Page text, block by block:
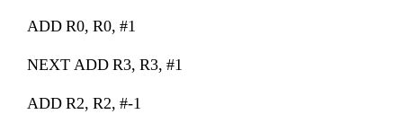
ADD R0, R0, #1
NEXT ADD R3, R3, #1
ADD R2, R2, #-1